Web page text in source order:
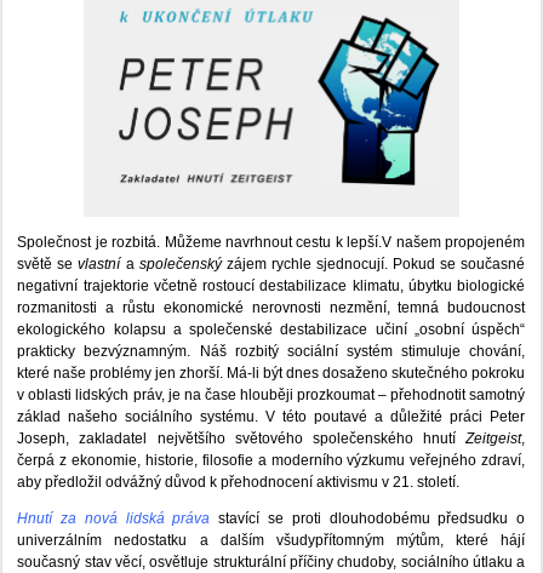
Společnost je rozbitá. Můžeme navrhnout cestu k lepší.V našem propojeném
světě sevlastní a společenskýzájem rychle sjednocují. Pokud se současné
negativní trajektorie včetně rostoucí destabilizace klimatu, úbytku biologické
rozmanitosti a růstu ekonomické nerovnosti nezmění, temná budoucnost
ekologického kolapsu a společenské destabilizace učiní „osobní úspěch“
prakticky bezvýznamným. Náš rozbitý sociální systém stimuluje chování,
které naše problémy jen zhorší. Má-li být dnes dosaženo skutečného pokroku
v oblasti lidských práv, je na čase hlouběji prozkoumat – přehodnotit samotný
základ našeho sociálního systému. V této poutavé a důležité práci Peter
Joseph, zakladatel největšího světového společenského hnutíZeitgeist,
čerpá z ekonomie, historie, filosofie a moderního výzkumu veřejného zdraví,
aby předložil odvážný důvod k přehodnocení aktivismu v 21. století.
Hnutí za nová lidská práva stavící se proti dlouhodobému předsudku o
univerzálním nedostatku a dalším všudypřítomným mýtům, které hájí
současný stav věcí, osvětluje strukturální příčiny chudoby, sociálního útlaku a